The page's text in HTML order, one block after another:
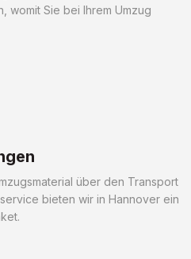
womit Sie bei Ihrem Umzug
über den Transport
bieten wir in Hannover ein